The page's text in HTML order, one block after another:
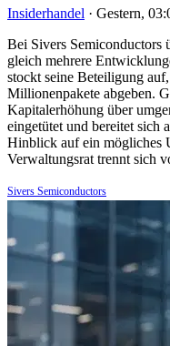
Insiderhandel · Gestern,
Bei Sivers Semiconductors
gleich mehrere
stockt seine Beteiligung
Millionenpakete abgeben.
Kapitalerhöhung über
eingetütet und bereitet sich
Hinblick auf ein mögliches
Verwaltungsrat trennt sich
Sivers Semiconductors